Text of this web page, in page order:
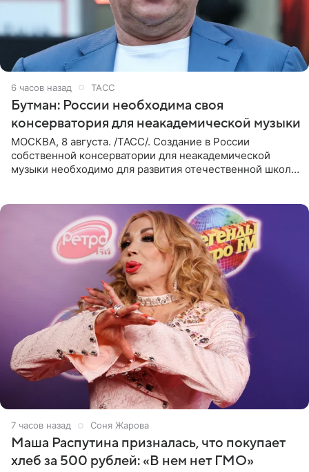
6 часов назад ТАСС
Бутман: России необходима своя
консерватория для неакадемической музыки
МОСКВА, 8 августа. /ТАСС/. Создание в России
собственной консерватории для неакадемической
музыки необходимо для развития отечественной школы
7 часов назад Соня Жарова
Маша Распутина призналась, что покупает
хлеб за 500 рублей: «В нем нет ГМО»